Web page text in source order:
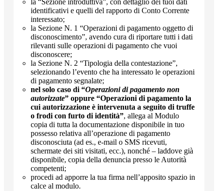
la “Sezione introduttiva”, con dettaglio dei tuoi dati
identificativi e quelli del rapporto di Conto Corrente
interessato;
la Sezione N. 1 “Operazioni di pagamento oggetto di
disconoscimento”, avendo cura di riportare tutti i dati
rilevanti sulle operazioni di pagamento che vuoi
disconoscere;
la Sezione N. 2 “Tipologia della contestazione”,
selezionando l’evento che ha interessato le operazioni
di pagamento segnalate;
nel solo caso di “Operazioni di pagamento non
autorizzate” oppure “Operazioni di pagamento la
cui autorizzazione è intervenuta a seguito di truffe
o frodi con furto di identità”, allega al Modulo
copia di tutta la documentazione disponibile in tuo
possesso relativa all’operazione di pagamento
disconosciuta (ad es., e-mail o SMS ricevuti,
schermate dei siti visitati, ecc.), nonché – laddove già
disponibile, copia della denuncia presso le Autorità
competenti;
procedi ad apporre la tua firma nell’apposito spazio in
calce al modulo.